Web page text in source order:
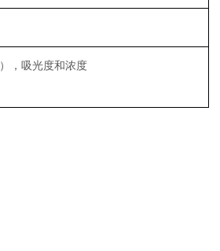
），吸光度和浓度